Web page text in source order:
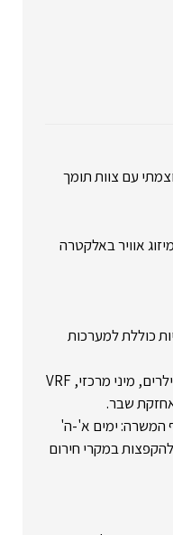
עם צוות תומך
אוויר באלקטרה
כוללת למערכות
טיפול במערכות מז"א מרכזיות (צ'ילרים, מיני מרכזי, VRF
שבר.
המשרה: ימים א'-ה'